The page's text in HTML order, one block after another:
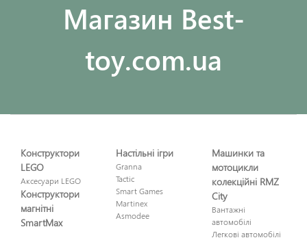
Maгазин Best-
toy.com.ua
Конструктори
LEGO
Аксесуари LEGO
Конструктори
магнітні
SmartMax
Настільні ігри
Granna
Tactic
Smart Games
Martinex
Asmodee
Машинки та
мотоцикли
колекційні RMZ
City
Вантажні
автомобілі
Легкові автомобілі